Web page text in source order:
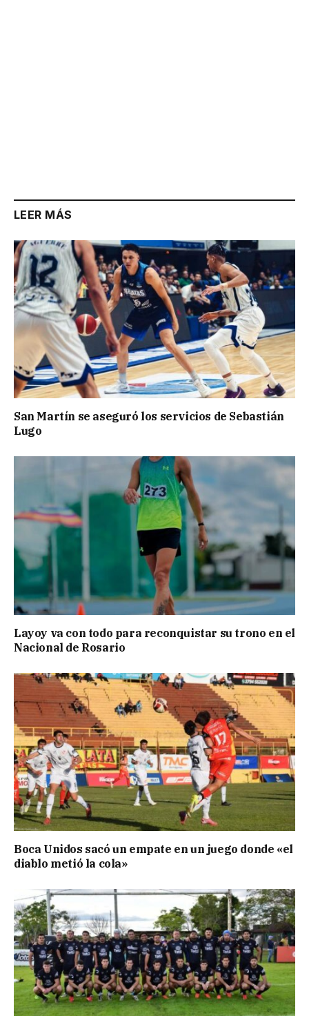
LEER MÁS
San Martín se aseguró los servicios de Sebastián
Lugo
Layoy va con todo para reconquistar su trono en el
Nacional de Rosario
Boca Unidos sacó un empate en un juego donde «el
diablo metió la cola»